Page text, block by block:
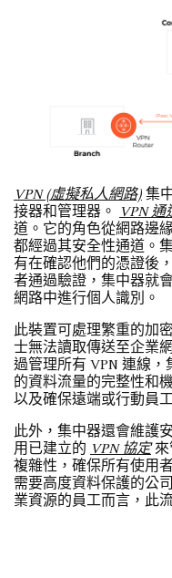
VPN (虛擬私人網路) 集
接器和管理器。
VPN 通
道。它的角色從網路邊
都經過其安全性通道。
有在確認他們的憑證後
者通過驗證，集中器就
網路中進行個人識別。
此裝置可處理繁重的加
士無法讀取傳送至企業
過管理所有 VPN 連線
的資料流量的完整性和
以及確保遠端或行動員
此外，集中器還會維護
用已建立的 VPN 協定來
複雜性，確保所有使用
需要高度資料保護的公
業資源的員工而言，此